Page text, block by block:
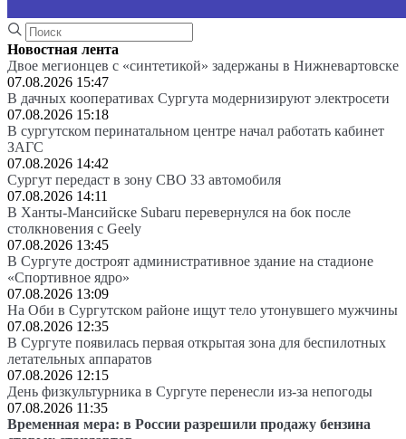
Новостная лента
Двое мегионцев с «синтетикой» задержаны в Нижневартовске
07.08.2026 15:47
В дачных кооперативах Сургута модернизируют электросети
07.08.2026 15:18
В сургутском перинатальном центре начал работать кабинет
ЗАГС
07.08.2026 14:42
Сургут передаст в зону СВО 33 автомобиля
07.08.2026 14:11
В Ханты-Мансийске Subaru перевернулся на бок после
столкновения с Geely
07.08.2026 13:45
В Сургуте достроят административное здание на стадионе
«Спортивное ядро»
07.08.2026 13:09
На Оби в Сургутском районе ищут тело утонувшего мужчины
07.08.2026 12:35
В Сургуте появилась первая открытая зона для беспилотных
летательных аппаратов
07.08.2026 12:15
День физкультурника в Сургуте перенесли из-за непогоды
07.08.2026 11:35
Временная мера: в России разрешили продажу бензина